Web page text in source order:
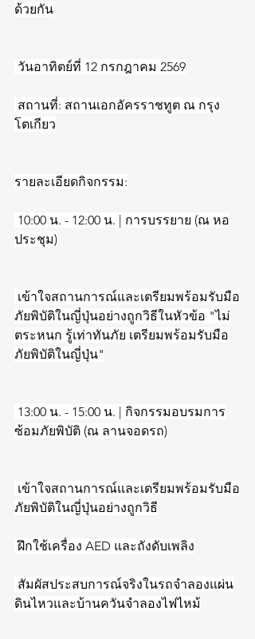
ด้วยกัน
วันอาทิตย์ที่ 12 กรกฎาคม 2569
โตเกียว
รายละเอียดกิจกรรม:
ประชุม)
ภัยพิบัติในญี่ปุ่นอย่างถูกวิธีในหัวข้อ "ไม่
ตระหนก รู้เท่าทันภัย เตรียมพร้อมรับมือ
ภัยพิบัติในญี่ปุ่น"
ซ้อมภัยพิบัติ (ณ ลานจอดรถ)
ภัยพิบัติในญี่ปุ่นอย่างถูกวิธี
ฝึกใช้เครื่อง AED และถังดับเพลิง
ดินไหวและบ้านควันจำลองไฟไหม้